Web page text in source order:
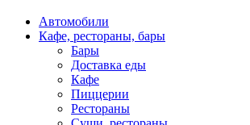
Автомобили
Кафе, рестораны, бары
Бары
Доставка еды
Кафе
Пиццерии
Рестораны